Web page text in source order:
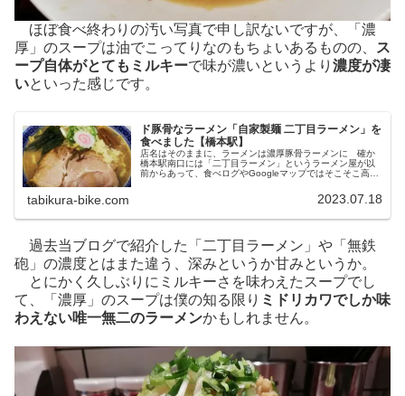
ほぼ食べ終わりの汚い写真で申し訳ないですが、「濃
厚」のスープは油でこってりなのもちょいあるものの、
ス
ープ自体がとてもミルキーで味が濃いというより 濃度が凄
いといった感じです。
ド豚骨なラーメン「自家製麺 二丁目ラーメン」を
食べました【橋本駅】
店名はそのままに、ラーメンは濃厚豚骨ラーメンに 確か
橋本駅南口には「二丁目ラーメン」というラーメン屋が以
前からあって、食べログやGoogleマップではそこそこ高評
tabikura-bike.com 2023.07.18
過去当ブログで紹介した「二丁目ラーメン」や「無鉄
砲」の濃度とはまた違う、深みというか甘みというか。
とにかく久しぶりにミルキーさを味わえたスープでし
て、「濃厚」のスープは僕の知る限り ミドリカワでしか味
わえない唯一無二のラーメンかもしれません。